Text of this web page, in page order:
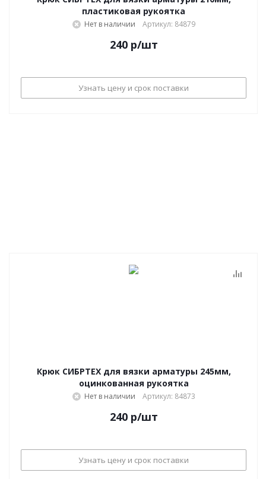
пластиковая рукоятка
Нет в наличии Артикул: 84879
240р/шт
Узнать цену и срок поставки
Крюк СИБРТЕХ для вязки арматуры 245мм,
оцинкованная рукоятка
Нет в наличии Артикул: 84873
240р/шт
Узнать цену и срок поставки